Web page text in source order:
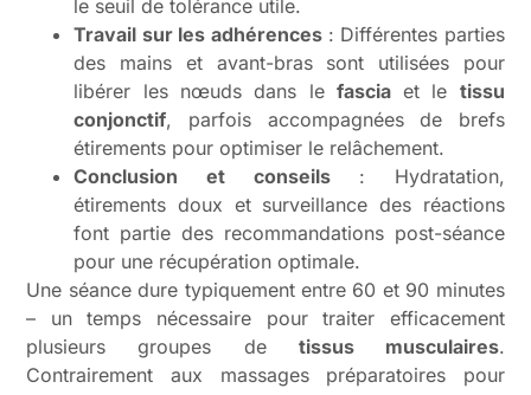
le seuil de tolérance utile.
Travail sur les adhérences: Différentes parties
des mains et avant-bras sont utilisées pour
libérer les nœuds dans le fasciaet le tissu
conjonctif, parfois accompagnées de brefs
étirements pour optimiser le relâchement.
Conclusion et conseils: Hydratation,
étirements doux et surveillance des réactions
font partie des recommandations post-séance
pour une récupération optimale.
Une séance dure typiquement entre 60 et 90 minutes
– un temps nécessaire pour traiter efficacement
plusieurs groupes de tissus musculaires.
Contrairement aux massages préparatoires pour